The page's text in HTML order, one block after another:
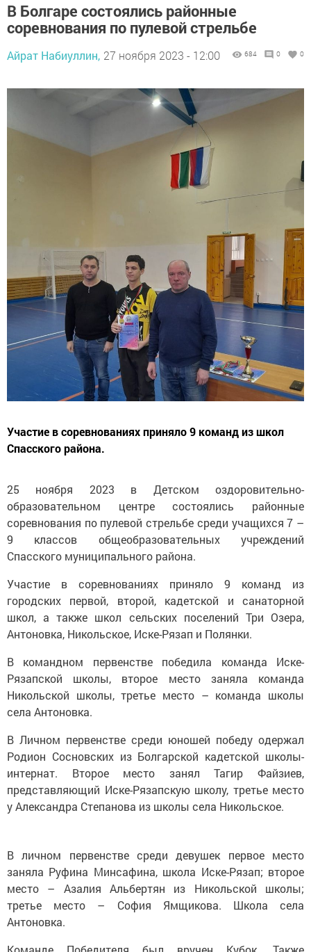
В Болгаре состоялись районные
соревнования по пулевой стрельбе
Айрат Набиуллин, 27 ноября 2023 - 12:00 684 0 0
Участие в соревнованиях приняло 9 команд из школ
Спасского района.
25 ноября 2023 в Детском оздоровительно-
образовательном центре состоялись районные
соревнования по пулевой стрельбе среди учащихся 7 –
9 классов общеобразовательных учреждений
Спасского муниципального района.
Участие в соревнованиях приняло 9 команд из
городских первой, второй, кадетской и санаторной
школ, а также школ сельских поселений Три Озера,
Антоновка, Никольское, Иске-Рязап и Полянки.
В командном первенстве победила команда Иске-
Рязапской школы, второе место заняла команда
Никольской школы, третье место – команда школы
села Антоновка.
В Личном первенстве среди юношей победу одержал
Родион Сосновских из Болгарской кадетской школы-
интернат. Второе место занял Тагир Файзиев,
представляющий Иске-Рязапскую школу, третье место
у Александра Степанова из школы села Никольское.
В личном первенстве среди девушек первое место
заняла Руфина Минсафина, школа Иске-Рязап; второе
место – Азалия Альбертян из Никольской школы;
третье место – София Ямщикова. Школа села
Антоновка.